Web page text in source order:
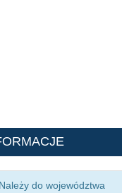
Należy do województwa